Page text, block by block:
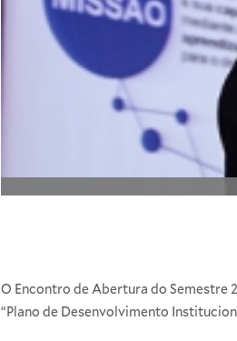
O Encontro de Abertura do Semestre
“Plano de Desenvolvimento